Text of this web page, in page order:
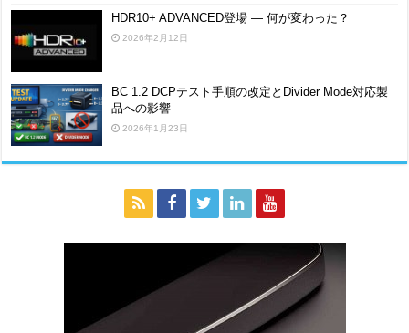
HDR10+ ADVANCED登場 ― 何が変わった？
2026年2月12日
BC 1.2 DCPテスト手順の改定とDivider Mode対応製
品への影響
2026年1月23日